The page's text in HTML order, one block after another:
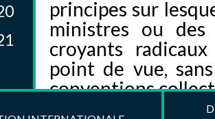
principes sur
ministres ou
croyants
point de vue,
conventions
pouvoirs. Cet